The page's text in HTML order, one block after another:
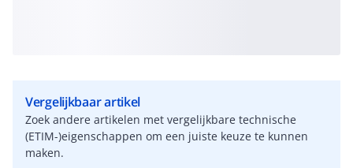
Vergelijkbaar artikel
Zoek andere artikelen met vergelijkbare technische
(ETIM-)eigenschappen om een juiste keuze te kunnen
maken.